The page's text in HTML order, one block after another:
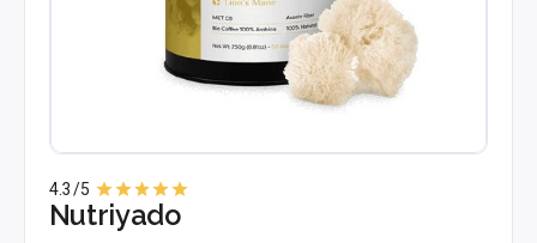
4.3/5
Nutriyado